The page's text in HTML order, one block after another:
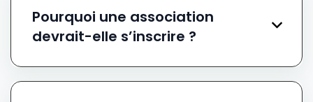
Pourquoi une association
devrait-elle s’inscrire ?